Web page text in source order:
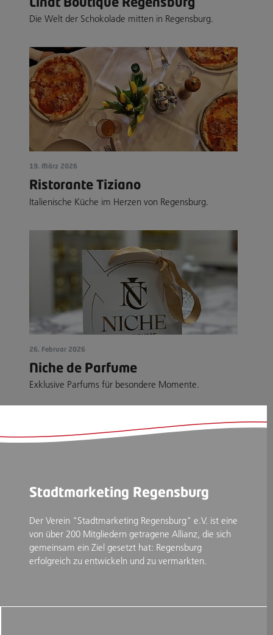
Die Welt der Schokolade mitten in Regensburg.
19. März 2026
Ristorante Tiziano
Italienische Küche im Herzen von Regensburg.
26. Februar 2026
Niche de Parfume
Exklusive Parfums für besondere Momente.
Stadtmarketing Regensburg
Der Verein "Stadtmarketing Regensburg" e.V. ist eine
von über 200 Mitgliedern getragene Allianz, die sich
gemeinsam ein Ziel gesetzt hat: Regensburg
erfolgreich zu entwickeln und zu vermarkten.